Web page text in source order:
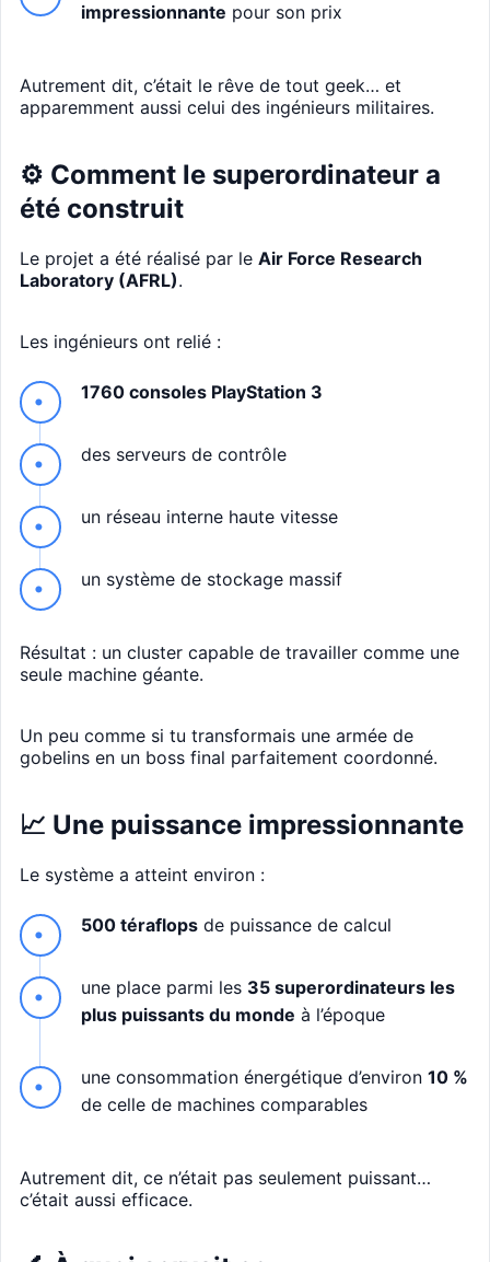
impressionnante pour son prix
Autrement dit, c’était le rêve de tout geek… et
apparemment aussi celui des ingénieurs militaires.
⚙️ Comment le superordinateur a
été construit
Le projet a été réalisé par leAir Force Research
Laboratory (AFRL).
Les ingénieurs ont relié :
1760 consoles PlayStation 3
des serveurs de contrôle
un réseau interne haute vitesse
un système de stockage massif
Résultat : un cluster capable de travailler comme une
seule machine géante.
Un peu comme si tu transformais une armée de
gobelins en un boss final parfaitement coordonné.
📈 Une puissance impressionnante
Le système a atteint environ :
500 téraflops de puissance de calcul
une place parmi les 35 superordinateurs les
plus puissants du monde à l’époque
une consommation énergétique d’environ10 %
de celle de machines comparables
Autrement dit, ce n’était pas seulement puissant…
c’était aussi efficace.